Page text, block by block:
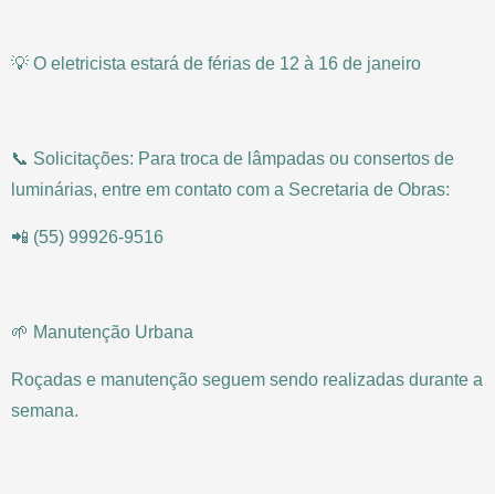
💡 O eletricista estará de férias de 12 à 16 de janeiro
📞 Solicitações: Para troca de lâmpadas ou consertos de
luminárias, entre em contato com a Secretaria de Obras:
📲 (55) 99926-9516
🌱 Manutenção Urbana
Roçadas e manutenção seguem sendo realizadas durante a
semana.